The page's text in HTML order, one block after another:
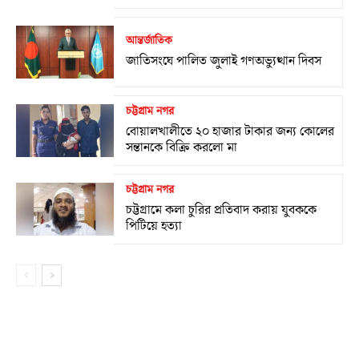
আন্তর্জাতিক
জাতিসংঘে পালিত জুলাই গণঅভ্যুত্থান দিবস
চট্টগ্রাম নগর
বোয়ালখালীতে ২০ হাজার টাকার জন্য কোলের
সন্তানকে বিক্রি করলো মা
চট্টগ্রাম নগর
চট্টগ্রামে কলা চুরির প্রতিবাদ করায় যুবককে
পিটিয়ে হত্যা